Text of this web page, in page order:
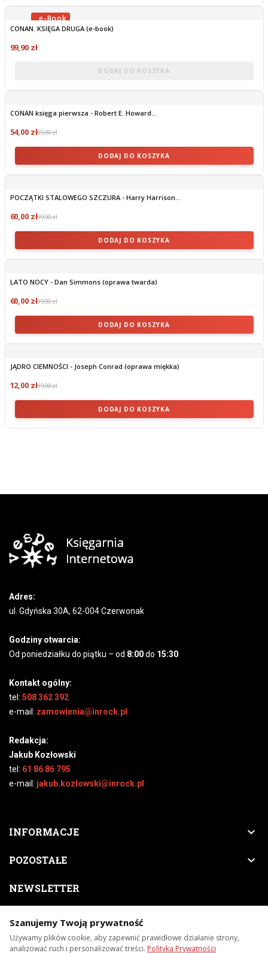
OBECNIE BRAK NA STANIE
CONAN. KSIĘGA DRUGA (e-book)
99,90 zł
DODAJ DO KOSZYKA
CONAN księga pierwsza - Robert E. Howard...
54,00 zł89,90 zł
DODAJ DO KOSZYKA
POCZĄTKI STALOWEGO SZCZURA - Harry Harrison...
60,00 zł99,90 zł
DODAJ DO KOSZYKA
LATO NOCY - Dan Simmons (oprawa twarda)
60,00 zł99,90 zł
DODAJ DO KOSZYKA
JĄDRO CIEMNOŚCI - Joseph Conrad (oprawa miękka)
12,00 zł19,90 zł
DODAJ DO KOSZYKA
Adres:
ul. Gdyńska 30A, 62-004 Czerwonak
Godziny otwarcia:
Od poniedziałku do piątku – od 8:00do 15:30
Kontakt ogólny:
tel: 508 362 392
e-mail: zamowienia@inrock.pl
Redakcja:
Jakub Kozłowski
tel: 61 86 86 795
e-mail: jakub.kozlowski@inrock.pl
INFORMACJE 
POZOSTAŁE 
NEWSLETTER
nowości, zapowiedzi, promocji, itp.
Szanujemy Twoją prywatność
Używamy plików cookie, aby zapewnić prawidłowe działanie strony,
analizować ruch i personalizować treści. Polityka Prywatności